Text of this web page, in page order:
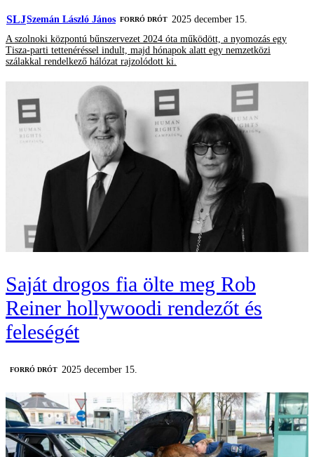
SLJSzemán László János FORRÓ DRÓT 2025 december 15.
A szolnoki központú bűnszervezet 2024 óta működött, a nyomozás egy
Tisza-parti tettenéréssel indult, majd hónapok alatt egy nemzetközi
szálakkal rendelkező hálózat rajzolódott ki.
Saját drogos fia ölte meg Rob
Reiner hollywoodi rendezőt és
feleségét
FORRÓ DRÓT 2025 december 15.